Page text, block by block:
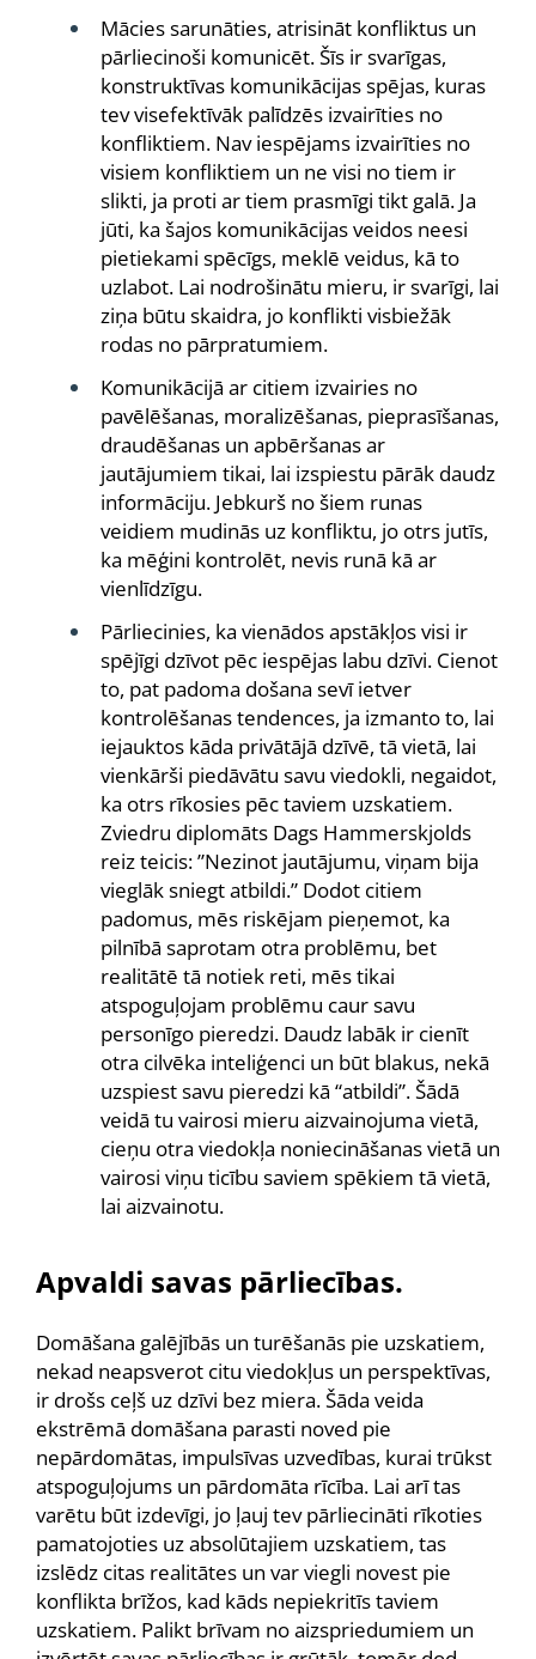
Mācies sarunāties, atrisināt konfliktus un
pārliecinoši komunicēt. Šīs ir svarīgas,
konstruktīvas komunikācijas spējas, kuras
tev visefektīvāk palīdzēs izvairīties no
konfliktiem. Nav iespējams izvairīties no
visiem konfliktiem un ne visi no tiem ir
slikti, ja proti ar tiem prasmīgi tikt galā. Ja
jūti, ka šajos komunikācijas veidos neesi
pietiekami spēcīgs, meklē veidus, kā to
uzlabot. Lai nodrošinātu mieru, ir svarīgi, lai
ziņa būtu skaidra, jo konflikti visbiežāk
rodas no pārpratumiem.
Komunikācijā ar citiem izvairies no
pavēlēšanas, moralizēšanas, pieprasīšanas,
draudēšanas un apbēršanas ar
jautājumiem tikai, lai izspiestu pārāk daudz
informāciju. Jebkurš no šiem runas
veidiem mudinās uz konfliktu, jo otrs jutīs,
ka mēģini kontrolēt, nevis runā kā ar
vienlīdzīgu.
Pārliecinies, ka vienādos apstākļos visi ir
spējīgi dzīvot pēc iespējas labu dzīvi. Cienot
to, pat padoma došana sevī ietver
kontrolēšanas tendences, ja izmanto to, lai
iejauktos kāda privātājā dzīvē, tā vietā, lai
vienkārši piedāvātu savu viedokli, negaidot,
ka otrs rīkosies pēc taviem uzskatiem.
Zviedru diplomāts Dags Hammerskjolds
reiz teicis: ”Nezinot jautājumu, viņam bija
vieglāk sniegt atbildi.” Dodot citiem
padomus, mēs riskējam pieņemot, ka
pilnībā saprotam otra problēmu, bet
realitātē tā notiek reti, mēs tikai
atspoguļojam problēmu caur savu
personīgo pieredzi. Daudz labāk ir cienīt
otra cilvēka inteliģenci un būt blakus, nekā
uzspiest savu pieredzi kā “atbildi”. Šādā
veidā tu vairosi mieru aizvainojuma vietā,
cieņu otra viedokļa noniecināšanas vietā un
vairosi viņu ticību saviem spēkiem tā vietā,
lai aizvainotu.
Apvaldi savas pārliecības.
Domāšana galējībās un turēšanās pie uzskatiem,
nekad neapsverot citu viedokļus un perspektīvas,
ir drošs ceļš uz dzīvi bez miera. Šāda veida
ekstrēmā domāšana parasti noved pie
nepārdomātas, impulsīvas uzvedības, kurai trūkst
atspoguļojums un pārdomāta rīcība. Lai arī tas
varētu būt izdevīgi, jo ļauj tev pārliecināti rīkoties
pamatojoties uz absolūtajiem uzskatiem, tas
izslēdz citas realitātes un var viegli novest pie
konflikta brīžos, kad kāds nepiekritīs taviem
uzskatiem. Palikt brīvam no aizspriedumiem un